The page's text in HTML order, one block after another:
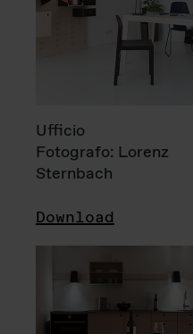
Ufficio
Fotografo: Lorenz
Sternbach
Download